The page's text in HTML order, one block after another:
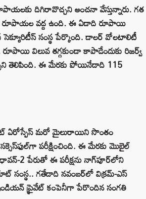
దిగిరావొచ్చని అంచనా వేస్తున్నారు. గత
రూపాయల వద్ద ఉంది. ఈ ఏడాది రూపాయి
సంస్థ పేర్కొంది. డాలర్‌ వోలటాలిటీ
విలువ తగ్గకుండా కాపాడేందుకు రిజర్వ్‌
తెలిపింది. ఈ మేరకు పోయినేడాది 115
ఏరోస్పేస్‌ మరో మైలురాయిని సొంతం
పరీక్షించింది. ఈ మేరకు మొబైల్‌
2 పేరుతో ఈ పరీక్షను నాగ్‌పూర్‌లోని
సంస్థ.. గతేడాది నవంబర్‌లో విక్రమ్‌-ఎస్‌
ప్రైవేట్‌ కంపెనీగా పేరొందిన సంగతి